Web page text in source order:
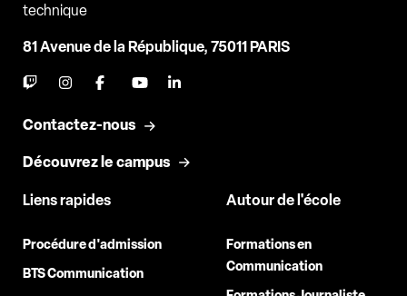
technique
81 Avenue de la République, 75011 PARIS
Contactez-nous
Découvrez le campus
Liens rapides
Procédure d'admission
BTS Communication
Autour de l'école
Formations en
Communication